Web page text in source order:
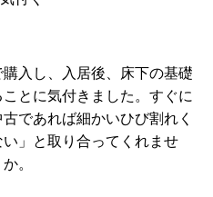
入し、入居後、床下の基礎
とに気付きました。すぐに
であれば細かいひび割れく
」と取り合ってくれませ
。